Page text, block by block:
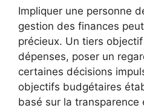
Impliquer une personne
gestion des finances
précieux. Un tiers
dépenses, poser un
certaines décisions
objectifs budgétaires
basé sur la transparence